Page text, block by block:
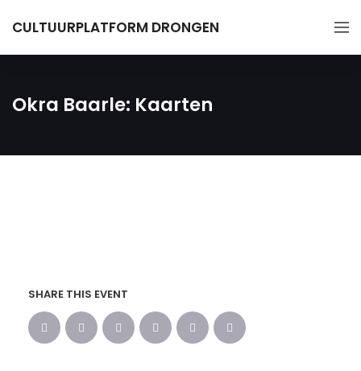
CULTUURPLATFORM DRONGEN
Okra Baarle: Kaarten
SHARE THIS EVENT